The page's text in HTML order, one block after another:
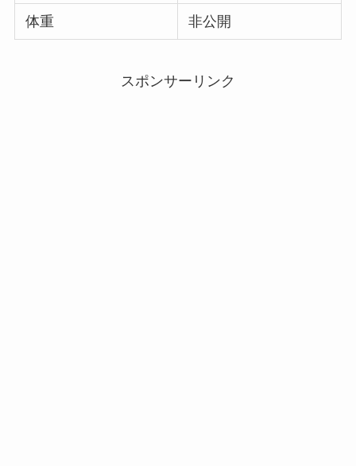
体重 非公開
スポンサーリンク